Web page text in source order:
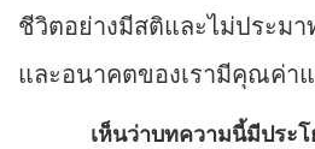
ชีวิตอย่างมีสติและไม่ประม
และอนาคตของเรามีคุณค่า
เห็นว่าบทความนี้มีประ